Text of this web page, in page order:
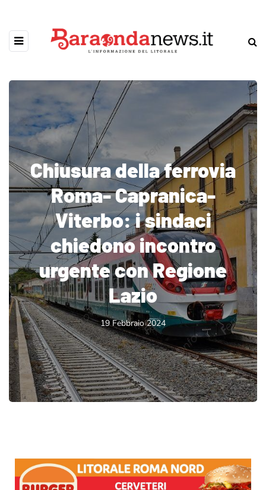
Chiusura della ferrovia
Roma- Capranica-
Viterbo: i sindaci
chiedono incontro
urgente con Regione
Lazio
19 Febbraio 2024